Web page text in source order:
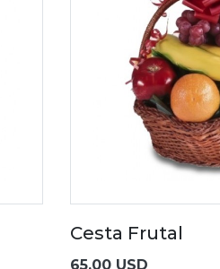
Cesta Frutal
65.00 USD